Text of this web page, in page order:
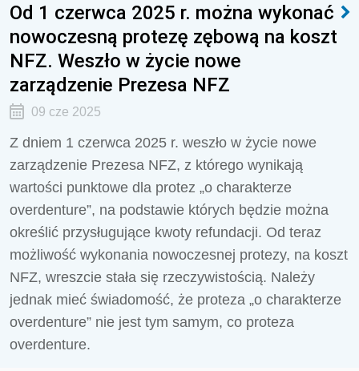
Od 1 czerwca 2025 r. można wykonać
nowoczesną protezę zębową na koszt
NFZ. Weszło w życie nowe
zarządzenie Prezesa NFZ
09 cze 2025
Z dniem 1 czerwca 2025 r. weszło w życie nowe
zarządzenie Prezesa NFZ, z którego wynikają
wartości punktowe dla protez „o charakterze
overdenture”, na podstawie których będzie można
określić przysługujące kwoty refundacji. Od teraz
możliwość wykonania nowoczesnej protezy, na koszt
NFZ, wreszcie stała się rzeczywistością. Należy
jednak mieć świadomość, że proteza „o charakterze
overdenture” nie jest tym samym, co proteza
overdenture.